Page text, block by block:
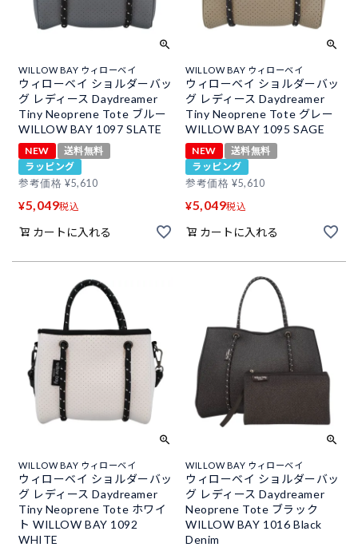
WILLOW BAY ウィローベイ
ウィローベイ ショルダーバッ
グ レディース Daydreamer
Tiny Neoprene Tote ブルー
WILLOW BAY 1097 SLATE
NEW
送料無料
ラッピング
参考価格 ¥5,610
¥5,049税込
カートに入れる
WILLOW BAY ウィローベイ
ウィローベイ ショルダーバッ
グ レディース Daydreamer
Tiny Neoprene Tote グレー
WILLOW BAY 1095 SAGE
NEW
送料無料
ラッピング
参考価格 ¥5,610
¥5,049税込
カートに入れる
WILLOW BAY ウィローベイ
ウィローベイ ショルダーバッ
グ レディース Daydreamer
Tiny Neoprene Tote ホワイ
ト WILLOW BAY 1092
WHITE
WILLOW BAY ウィローベイ
ウィローベイ ショルダーバッ
グ レディース Daydreamer
Neoprene Tote ブラック
WILLOW BAY 1016 Black
Denim